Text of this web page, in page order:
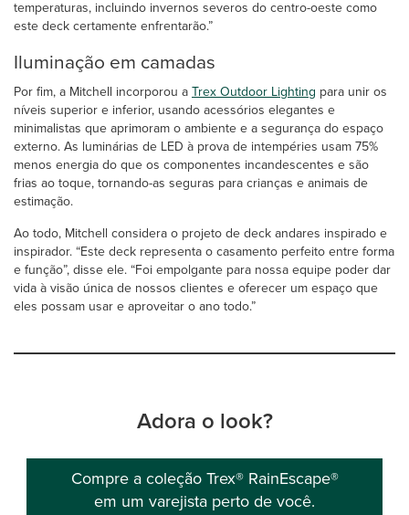
temperaturas, incluindo invernos severos do centro-oeste como
este deck certamente enfrentarão.”
Iluminação em camadas
Por fim, a Mitchell incorporou aTrex Outdoor Lighting para unir os
níveis superior e inferior, usando acessórios elegantes e
minimalistas que aprimoram o ambiente e a segurança do espaço
externo. As luminárias de LED à prova de intempéries usam 75%
menos energia do que os componentes incandescentes e são
frias ao toque, tornando-as seguras para crianças e animais de
estimação.
Ao todo, Mitchell considera o projeto de deck andares inspirado e
inspirador. “Este deck representa o casamento perfeito entre forma
e função”, disse ele. “Foi empolgante para nossa equipe poder dar
vida à visão única de nossos clientes e oferecer um espaço que
eles possam usar e aproveitar o ano todo.”
Adora o look?
Compre a coleção Trex® RainEscape®
em um varejista perto de você.